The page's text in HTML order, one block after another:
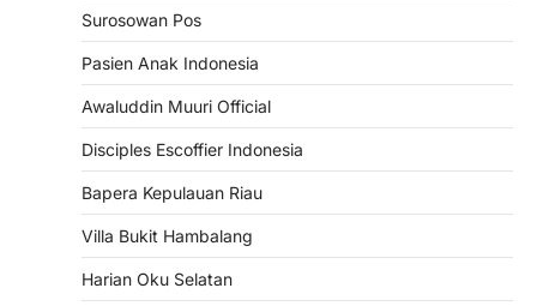
Surosowan Pos
Pasien Anak Indonesia
Awaluddin Muuri Official
Disciples Escoffier Indonesia
Bapera Kepulauan Riau
Villa Bukit Hambalang
Harian Oku Selatan